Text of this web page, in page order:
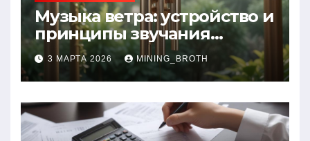
Музыка ветра: устройство и
принципы звучания
колокольчиков
3 МАРТА 2026 MINING_BROTH